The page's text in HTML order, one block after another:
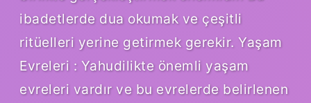
ibadetlerde dua okumak ve çeşitli
ritüelleri yerine getirmek gerekir. Yaşam
Evreleri : Yahudilikte önemli yaşam
evreleri vardır ve bu evrelerde belirlenen